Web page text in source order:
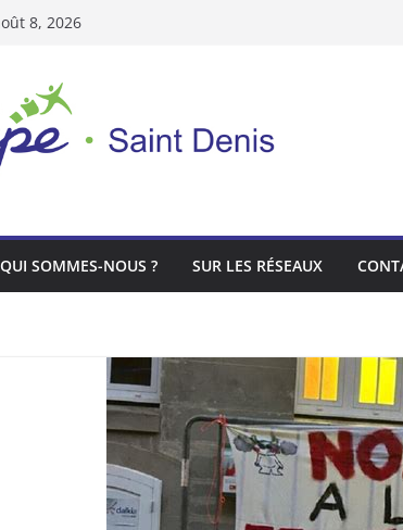
8, 2026
QUI SOMMES-NOUS ? SUR LES RÉSEAUX